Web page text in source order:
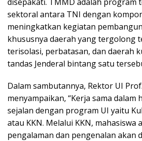
sektoral antara TNI dengan
meningkatkan kegiatan
khususnya daerah yang tergolong
terisolasi, perbatasan, dan daerah
tandas Jenderal bintang satu
Dalam sambutannya, Rektor UI
menyampaikan, “Kerja sama dalam
sejalan dengan program UI yaitu
atau KKN. Melalui KKN, mahasiswa
pengalaman dan pengenalan akan